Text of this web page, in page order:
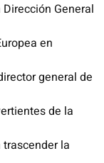
General
en
general de
de la
la